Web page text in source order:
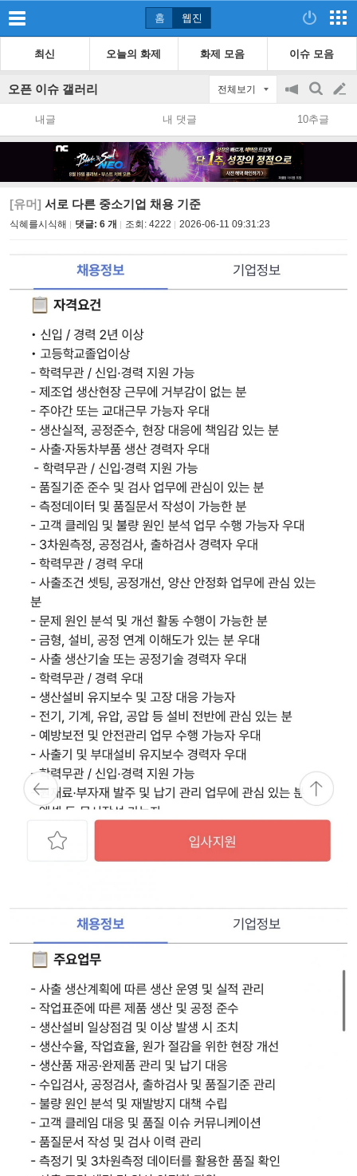
홈 웹진
최신 오늘의 화제 화제 모음 이슈 모음
오픈 이슈 갤러리 전체보기
공
지
on/off
검
색
글
쓰
내글 내 댓글 10추글
[유머] 서로 다른 중소기업 채용 기준
식혜를시식해 댓글: 6 개 조회: 4222 2026-06-11 09:31:23